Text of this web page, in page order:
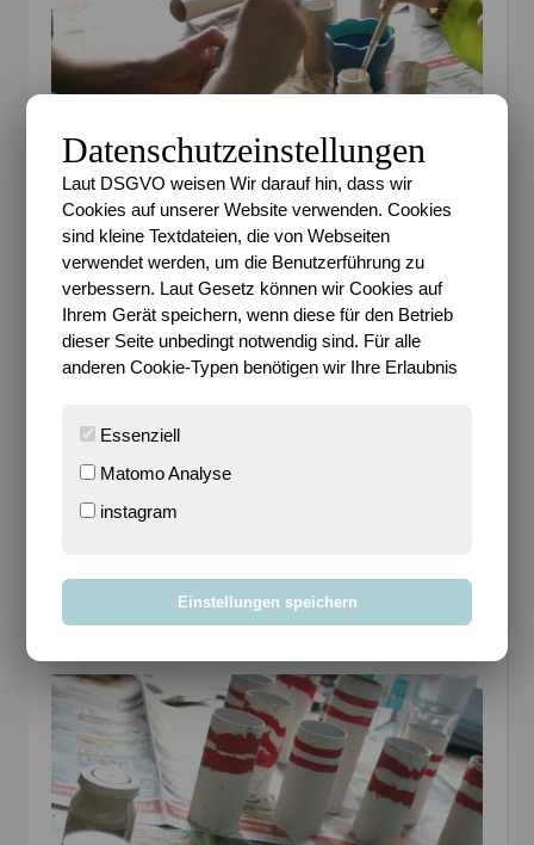
Gemeinsam malten die beiden Haushelden dann die
Klorollen erst ordentlich weiß an und ließen die
auch wie richtige Pins aussehen, wurden sie am
Ende noch mit roten Streifen verziehrt
Datenschutzeinstellungen
Laut DSGVO weisen Wir darauf hin, dass wir
Cookies auf unserer Website verwenden. Cookies
sind kleine Textdateien, die von Webseiten
verwendet werden, um die Benutzerführung zu
verbessern. Laut Gesetz können wir Cookies auf
Ihrem Gerät speichern, wenn diese für den Betrieb
dieser Seite unbedingt notwendig sind. Für alle
anderen Cookie-Typen benötigen wir Ihre Erlaubnis
Essenziell
Matomo Analyse
instagram
Einstellungen speichern